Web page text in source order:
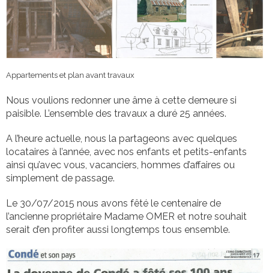
Appartements et plan avant travaux
Nous voulions redonner une âme à cette demeure si
paisible. L’ensemble des travaux a duré 25 années.
A l’heure actuelle, nous la partageons avec quelques
locataires à l’année, avec nos enfants et petits-enfants
ainsi qu’avec vous, vacanciers, hommes d’affaires ou
simplement de passage.
Le 30/07/2015 nous avons fêté le centenaire de
l’ancienne propriétaire Madame OMER et notre souhait
serait d’en profiter aussi longtemps tous ensemble.